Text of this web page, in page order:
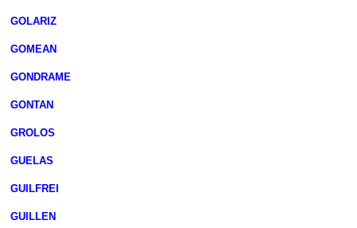
GOLARIZ
GOMEAN
GONDRAME
GONTAN
GROLOS
GUELAS
GUILFREI
GUILLEN